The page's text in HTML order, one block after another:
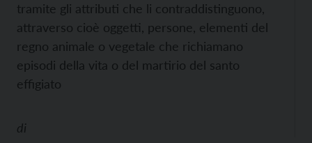
tramite gli attributi che li contraddistinguono,
attraverso cioè oggetti, persone, elementi del
regno animale o vegetale che richiamano
episodi della vita o del martirio del santo
effigiato
di